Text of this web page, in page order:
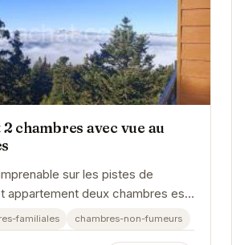
chambres avec vue au
sur les pistes de
appartement deux chambres est
les passionnés de ski et de...
familiales chambres-non-fumeurs